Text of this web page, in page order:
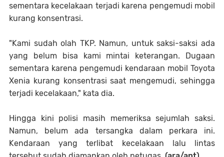
sementara kecelakaan terjadi karena pengemudi mobil
kurang konsentrasi.
"Kami sudah olah TKP. Namun, untuk saksi-saksi ada
yang belum bisa kami mintai keterangan. Dugaan
sementara karena pengemudi kendaraan mobil Toyota
Xenia kurang konsentrasi saat mengemudi, sehingga
terjadi kecelakaan," kata dia.
Hingga kini polisi masih memeriksa sejumlah saksi.
Namun, belum ada tersangka dalam perkara ini.
Kendaraan yang terlibat kecelakaan lalu lintas